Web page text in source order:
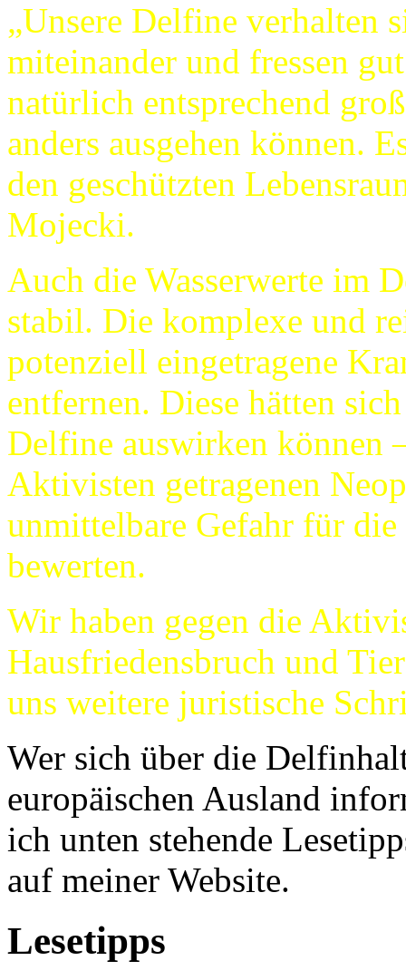
„Unsere Delfine verhalten
miteinander und fressen
natürlich entsprechend
anders ausgehen können.
den geschützten
Mojecki.
Auch die Wasserwerte im
stabil. Die komplexe und
potenziell eingetragene
entfernen. Diese hätten
Delfine auswirken können
Aktivisten getragenen
unmittelbare Gefahr für
bewerten.
Wir haben gegen die
Hausfriedensbruch und
uns weitere juristische
Wer sich über die
europäischen Ausland
ich unten stehende
auf meiner Website.
Lesetipps